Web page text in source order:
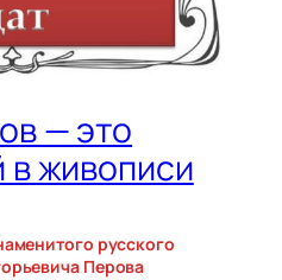
— это
в живописи
русского
Перова